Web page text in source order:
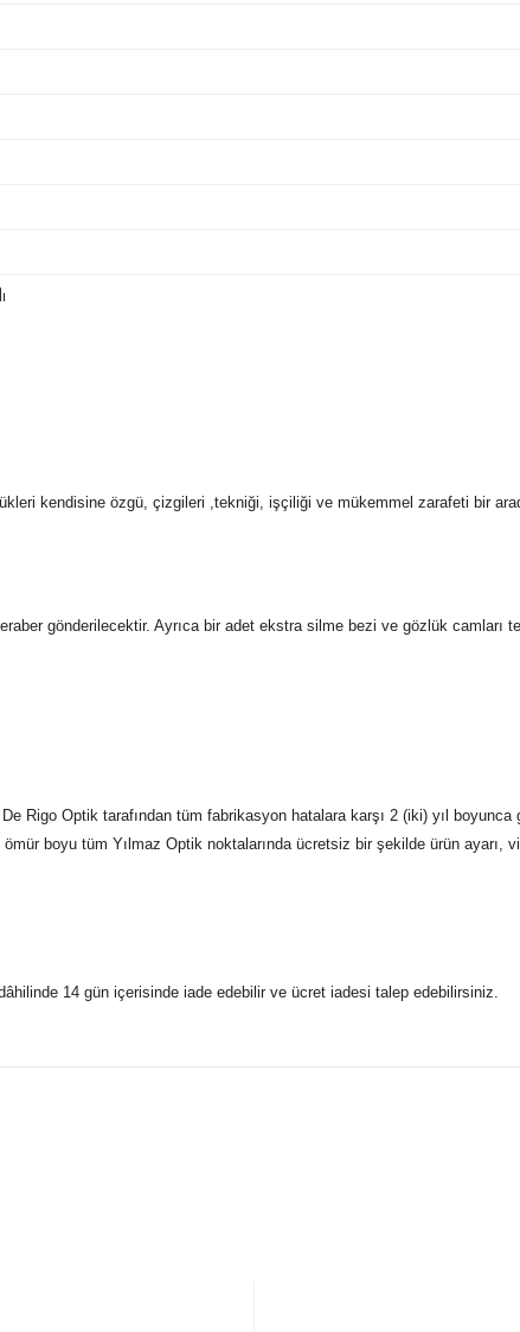
kendisine özgü, çizgileri ,tekniği, işçiliği ve mükemmel zarafeti bir
gönderilecektir. Ayrıca bir adet ekstra silme bezi ve gözlük
Rigo Optik tarafından tüm fabrikasyon hatalara karşı 2 (iki) yıl
boyu tüm Yılmaz Optik noktalarında ücretsiz bir şekilde ürün ayarı,
14 gün içerisinde iade edebilir ve ücret iadesi talep edebilirsiniz.